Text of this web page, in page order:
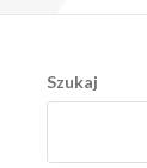
Szukaj